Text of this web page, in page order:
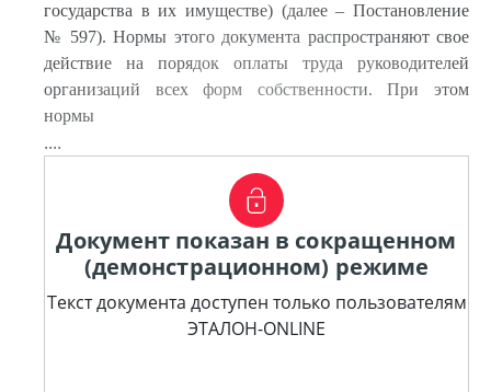
государства в их имуществе) (далее – Постановление
№ 597). Нормы этого документа распространяют свое
действие на порядок оплаты труда руководителей
организаций всех форм собственности. При этом
нормы
....
Документ показан в сокращенном
(демонстрационном) режиме
Текст документа доступен только пользователям
ЭТАЛОН-ONLINE